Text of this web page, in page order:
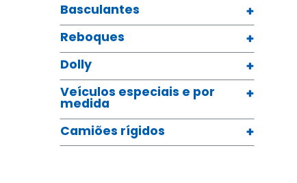
Basculantes
Reboques
Dolly
Veículos especiais e por
medida
Camiões rígidos